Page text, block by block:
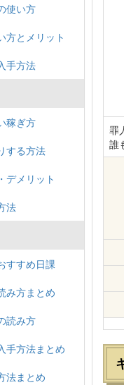
使い方
方とメリット
手方法
稼ぎ方
する方法
デメリット
法
すすめ日課
み方まとめ
読み方
手方法まとめ
法まとめ
罪
誰